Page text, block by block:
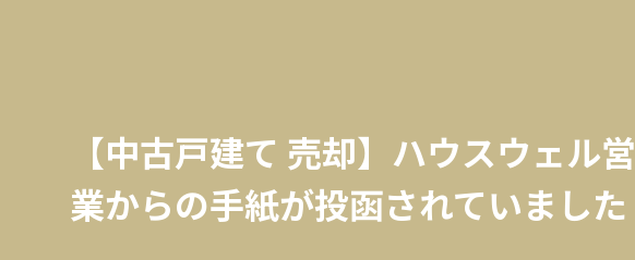
【中古戸建て 売却】ハウスウェル営
業からの手紙が投函されていました